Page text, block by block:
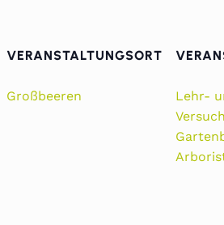
VERANSTALTUNGSORT
Großbeeren
Lehr-